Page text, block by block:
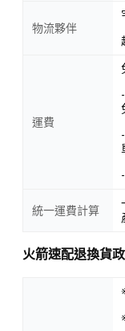
物流夥伴
運費
統一運費計算
火箭速配退換貨